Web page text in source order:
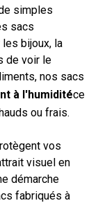
simples
sacs
bijoux, la
de voir le
nos sacs
à l'humiditéce
ou frais.
vos
visuel en
démarche
fabriqués à